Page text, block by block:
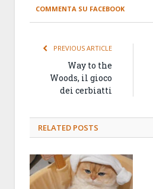
COMMENTA SU FACEBOOK
PREVIOUS ARTICLE
Way to the
Woods, il gioco
dei cerbiatti
RELATED POSTS